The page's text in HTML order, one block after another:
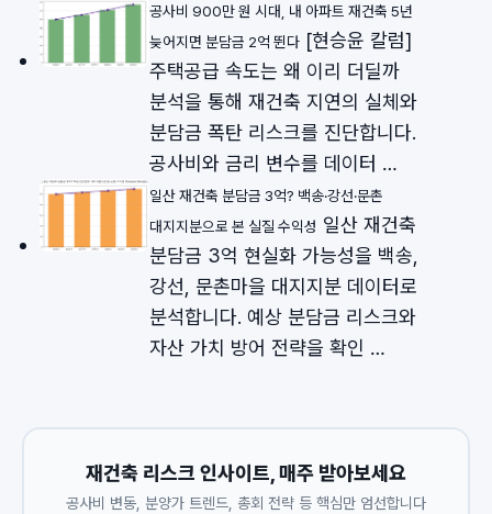
공사비 900만 원 시대, 내 아파트 재건축 5년
늦어지면 분담금 2억 뛴다 [현승윤 칼럼]
주택공급 속도는 왜 이리 더딜까
분석을 통해 재건축 지연의 실체와
분담금 폭탄 리스크를 진단합니다.
공사비와 금리 변수를 데이터 …
일산 재건축 분담금 3억? 백송·강선·문촌
대지지분으로 본 실질 수익성 일산 재건축
분담금 3억 현실화 가능성을 백송,
강선, 문촌마을 대지지분 데이터로
분석합니다. 예상 분담금 리스크와
자산 가치 방어 전략을 확인 …
재건축 리스크 인사이트, 매주 받아보세요
공사비 변동, 분양가 트렌드, 총회 전략 등 핵심만 엄선합니다